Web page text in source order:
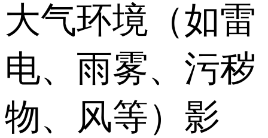
大气环境（如雷
电、雨雾、污秽
物、风等）影